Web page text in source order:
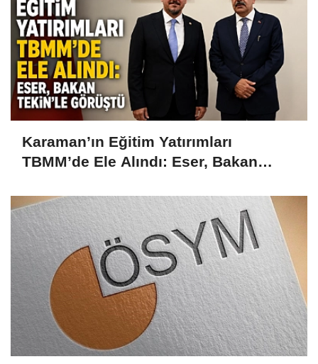
Karaman’ın Eğitim Yatırımları
TBMM’de Ele Alındı: Eser, Bakan